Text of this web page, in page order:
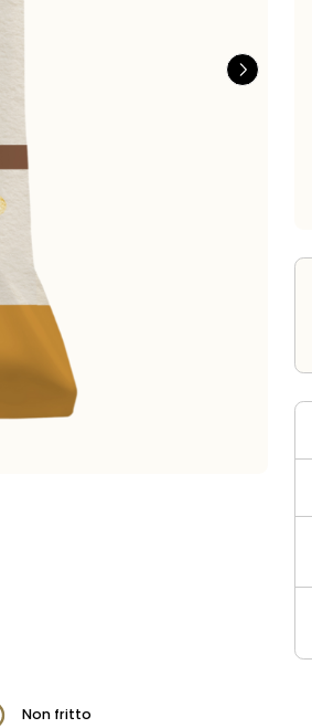
Non fritto